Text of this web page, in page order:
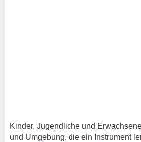
Kinder, Jugendliche und
und Umgebung, die ein Instrument